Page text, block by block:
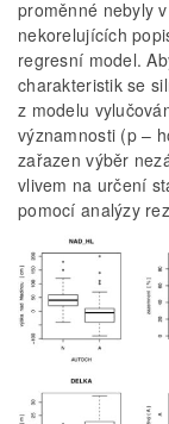
proměnné nebyly
nekorelujících
regresní model.
charakteristik se
z modelu
významnosti (p –
zařazen výběr
vlivem na určení
pomocí analýzy